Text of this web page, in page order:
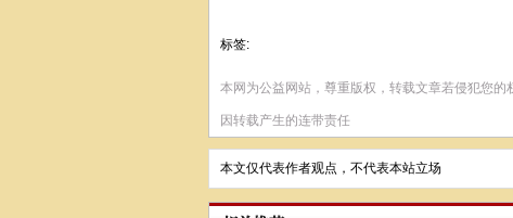
标签:
本网为公益网站，尊重版权，转载文章若侵犯您
因转载产生的连带责任
本文仅代表作者观点，不代表本站立场